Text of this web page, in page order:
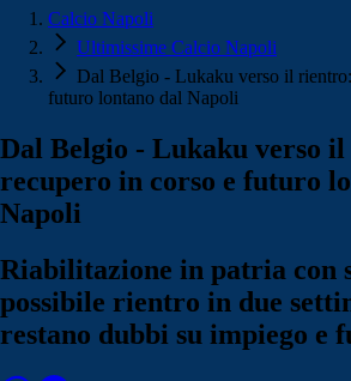
Calcio Napoli
Ultimissime Calcio Napoli
Dal Belgio - Lukaku verso il
futuro lontano dal Napoli
Dal Belgio - Lukaku verso
recupero in corso e futuro
Napoli
Riabilitazione in patria con
possibile rientro in due
restano dubbi su impiego e